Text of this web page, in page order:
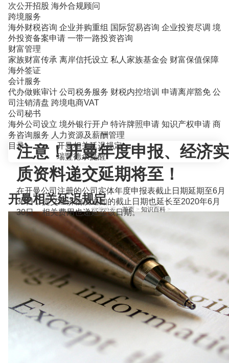
次公开招股 海外合规顾问
跨境服务
海外财税咨询 企业并购重组 国际贸易咨询 企业投资尽调 境
外投资备案申请 一带一路投资咨询
财富管理
家族财富传承 离岸信托设立 私人家族基金会 财富保值保障
海外签证
会计服务
代办做账审计 公司税务服务 财税内控培训 申请离岸豁免 公
司注销清盘 跨境电商VAT
公司秘书
海外公司设立 境外银行开户 特许牌照申请 知识产权申请 商
务咨询服务 人力资源及薪酬管理
当前位置：首页> 知识百科>
注意！开曼年度申报、经济实
质资料递交延期将至！
在开曼公司注册的公司实体年度申报表截止日期延期至6月
30日，提交经济物质通知的截止日期也延长至2020年6月
30日，相关费用也递延至该日期。
目录
开曼相关延迟规定
瑞豐德永提醒
开曼相关延迟规定